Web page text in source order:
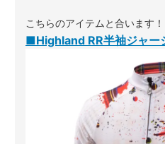
こちらのアイテムと合います！
■Highland RR半袖ジャー